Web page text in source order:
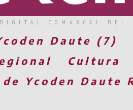
COMARCAL
Daute (7)
Cultura
Ycoden Daute